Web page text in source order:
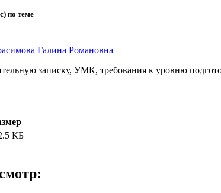
по теме
Галина Романовна
записку, УМК, требования к уровню
КБ